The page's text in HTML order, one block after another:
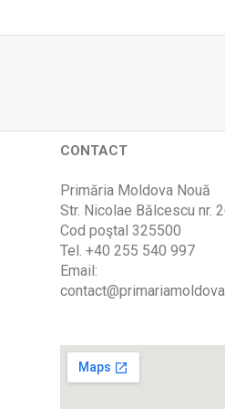
CONTACT
Primăria Moldova Nouă
Str. Nicolae Bălcescu nr.
Cod poştal 325500
Tel. +40 255 540 997
Email: